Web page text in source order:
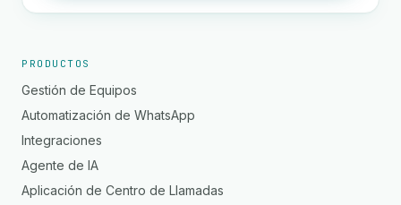
PRODUCTOS
Gestión de Equipos
Automatización de WhatsApp
Integraciones
Agente de IA
Aplicación de Centro de Llamadas